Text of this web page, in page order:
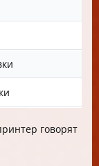
говорят